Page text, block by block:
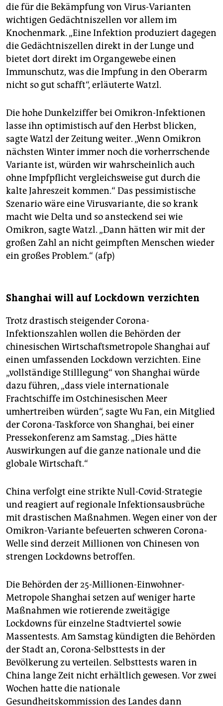
die für die Bekämpfung von Virus-Varianten
wichtigen Gedächtniszellen vor allem im
Knochenmark. „Eine Infektion produziert dagegen
die Gedächtniszellen direkt in der Lunge und
bietet dort direkt im Organgewebe einen
Immunschutz, was die Impfung in den Oberarm
nicht so gut schafft“, erläuterte Watzl.
Die hohe Dunkelziffer bei Omikron-Infektionen
lasse ihn optimistisch auf den Herbst blicken,
sagte Watzl der Zeitung weiter. „Wenn Omikron
nächsten Winter immer noch die vorherrschende
Variante ist, würden wir wahrscheinlich auch
ohne Impfpflicht vergleichsweise gut durch die
kalte Jahreszeit kommen.“ Das pessimistische
Szenario wäre eine Virusvariante, die so krank
macht wie Delta und so ansteckend sei wie
Omikron, sagte Watzl. „Dann hätten wir mit der
großen Zahl an nicht geimpften Menschen wieder
ein großes Problem.“ (afp)
Shanghai will auf Lockdown verzichten
Trotz drastisch steigender Corona-
Infektionszahlen wollen die Behörden der
chinesischen Wirtschaftsmetropole Shanghai auf
einen umfassenden Lockdown verzichten. Eine
„vollständige Stilllegung“ von Shanghai würde
dazu führen, „dass viele internationale
Frachtschiffe im Ostchinesischen Meer
umhertreiben würden“, sagte Wu Fan, ein Mitglied
der Corona-Taskforce von Shanghai, bei einer
Pressekonferenz am Samstag. „Dies hätte
Auswirkungen auf die ganze nationale und die
globale Wirtschaft.“
China verfolgt eine strikte Null-Covid-Strategie
und reagiert auf regionale Infektionsausbrüche
mit drastischen Maßnahmen. Wegen einer von der
Omikron-Variante befeuerten schweren Corona-
Welle sind derzeit Millionen von Chinesen von
strengen Lockdowns betroffen.
Die Behörden der 25-Millionen-Einwohner-
Metropole Shanghai setzen auf weniger harte
Maßnahmen wie rotierende zweitägige
Lockdowns für einzelne Stadtviertel sowie
Massentests. Am Samstag kündigten die Behörden
der Stadt an, Corona-Selbsttests in der
Bevölkerung zu verteilen. Selbsttests waren in
China lange Zeit nicht erhältlich gewesen. Vor zwei
Wochen hatte die nationale
Gesundheitskommission des Landes dann